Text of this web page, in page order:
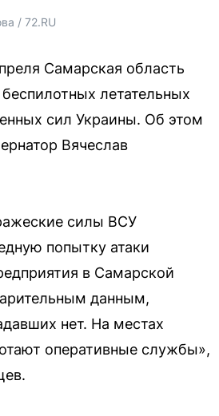
/ 72.RU
Самарская область
беспилотных летательных
сил Украины. Об этом
Вячеслав
силы ВСУ
попытку атаки
в Самарской
данным,
нет. На местах
оперативные службы»,